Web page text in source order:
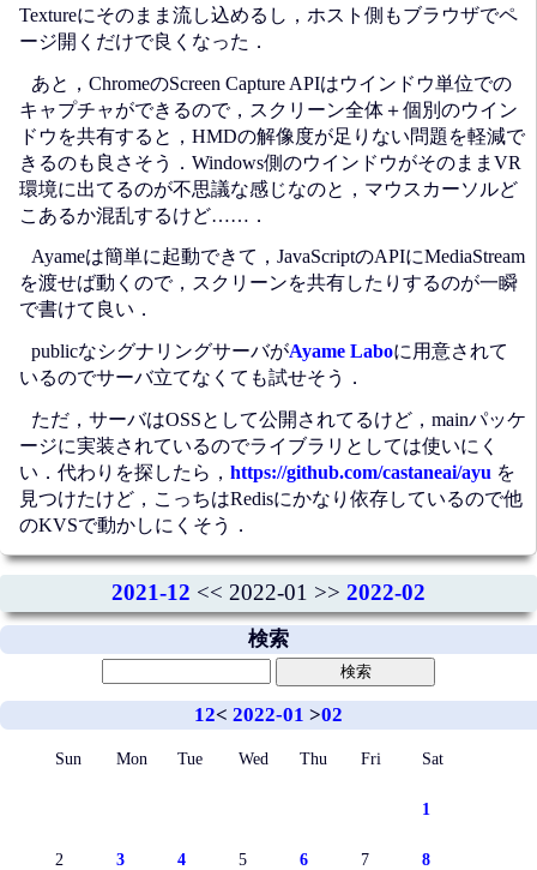
Textureにそのまま流し込めるし，ホスト側もブラウザでペ
ージ開くだけで良くなった．
あと，ChromeのScreen Capture APIはウインドウ単位での
キャプチャができるので，スクリーン全体＋個別のウイン
ドウを共有すると，HMDの解像度が足りない問題を軽減で
きるのも良さそう．Windows側のウインドウがそのままVR
環境に出てるのが不思議な感じなのと，マウスカーソルど
こあるか混乱するけど……．
Ayameは簡単に起動できて，JavaScriptのAPIにMediaStream
を渡せば動くので，スクリーンを共有したりするのが一瞬
で書けて良い．
publicなシグナリングサーバがAyame Laboに用意されて
いるのでサーバ立てなくても試せそう．
ただ，サーバはOSSとして公開されてるけど，mainパッケ
ージに実装されているのでライブラリとしては使いにく
い．代わりを探したら， https://github.com/castaneai/ayu を
見つけたけど，こっちはRedisにかなり依存しているので他
のKVSで動かしにくそう．
2021-12 << 2022-01 >> 2022-02
検索
12< 2022-01 >02
Sun Mon Tue Wed Thu Fri Sat
1
2 3 4 5 6 7 8